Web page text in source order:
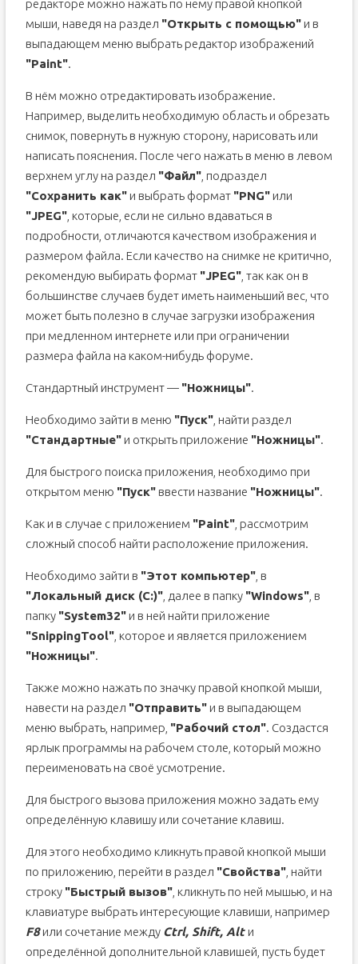
редакторе можно нажать по нему правой кнопкой
мыши, наведя на раздел "Открыть с помощью"и в
выпадающем меню выбрать редактор изображений
"Paint".
В нём можно отредактировать изображение.
Например, выделить необходимую область и обрезать
снимок, повернуть в нужную сторону, нарисовать или
написать пояснения. После чего нажать в меню в левом
верхнем углу на раздел "Файл", подраздел
"Сохранить как"и выбрать формат "PNG"или
"JPEG", которые, если не сильно вдаваться в
подробности, отличаются качеством изображения и
размером файла. Если качество на снимке не критично,
рекомендую выбирать формат "JPEG", так как он в
большинстве случаев будет иметь наименьший вес, что
может быть полезно в случае загрузки изображения
при медленном интернете или при ограничении
размера файла на каком-нибудь форуме.
Стандартный инструмент — "Ножницы".
Необходимо зайти в меню "Пуск", найти раздел
"Стандартные"и открыть приложение "Ножницы".
Для быстрого поиска приложения, необходимо при
открытом меню "Пуск"ввести название "Ножницы".
Как и в случае с приложением "Paint", рассмотрим
сложный способ найти расположение приложения.
Необходимо зайти в "Этот компьютер", в
"Локальный диск (С:)", далее в папку "Windows", в
папку "System32"и в ней найти приложение
"SnippingTool", которое и является приложением
"Ножницы".
Также можно нажать по значку правой кнопкой мыши,
навести на раздел "Отправить"и в выпадающем
меню выбрать, например, "Рабочий стол". Создастся
ярлык программы на рабочем столе, который можно
переименовать на своё усмотрение.
Для быстрого вызова приложения можно задать ему
определённую клавишу или сочетание клавиш.
Для этого необходимо кликнуть правой кнопкой мыши
по приложению, перейти в раздел "Свойства", найти
строку "Быстрый вызов", кликнуть по ней мышью, и на
клавиатуре выбрать интересующие клавиши, например
F8или сочетание между Ctrl, Shift, Alt и
определённой дополнительной клавишей, пусть будет